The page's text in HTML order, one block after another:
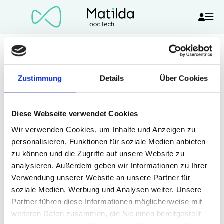
Zustimmung Details Über Cookies
Diese Webseite verwendet Cookies
Wir verwenden Cookies, um Inhalte und Anzeigen zu
personalisieren, Funktionen für soziale Medien anbieten
zu können und die Zugriffe auf unsere Website zu
analysieren. Außerdem geben wir Informationen zu Ihrer
Verwendung unserer Website an unsere Partner für
soziale Medien, Werbung und Analysen weiter. Unsere
Partner führen diese Informationen möglicherweise mit
weiteren Daten zusammen, die Sie ihnen bereitgestellt
Demo Matilda HACCP